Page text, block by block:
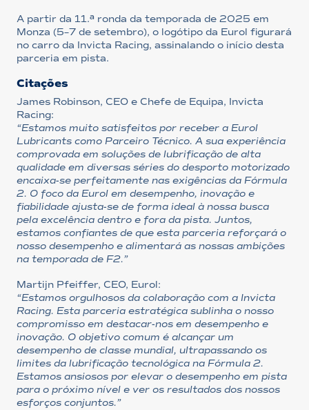
A partir da 11.ª ronda da temporada de 2025 em
Monza (5–7 de setembro), o logótipo da Eurol figurará
no carro da Invicta Racing, assinalando o início desta
parceria em pista.
Citações
James Robinson, CEO e Chefe de Equipa, Invicta
Racing:
“Estamos muito satisfeitos por receber a Eurol
Lubricants como Parceiro Técnico. A sua experiência
comprovada em soluções de lubrificação de alta
qualidade em diversas séries do desporto motorizado
encaixa-se perfeitamente nas exigências da Fórmula
2. O foco da Eurol em desempenho, inovação e
fiabilidade ajusta-se de forma ideal à nossa busca
pela excelência dentro e fora da pista. Juntos,
estamos confiantes de que esta parceria reforçará o
nosso desempenho e alimentará as nossas ambições
na temporada de F2.”
Martijn Pfeiffer, CEO, Eurol:
“Estamos orgulhosos da colaboração com a Invicta
Racing. Esta parceria estratégica sublinha o nosso
compromisso em destacar-nos em desempenho e
inovação. O objetivo comum é alcançar um
desempenho de classe mundial, ultrapassando os
limites da lubrificação tecnológica na Fórmula 2.
Estamos ansiosos por elevar o desempenho em pista
para o próximo nível e ver os resultados dos nossos
esforços conjuntos.”